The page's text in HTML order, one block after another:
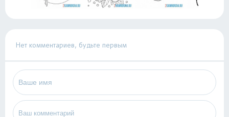
Нет комментариев, будьте первым